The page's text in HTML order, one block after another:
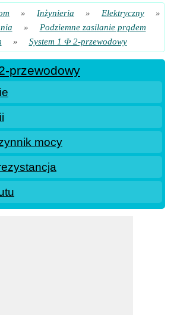
» Inżynieria » Elektryczny
»
»
Podziemne zasilanie prądem
» System 1 Φ 2-przewodowy
przewodowy
mocy